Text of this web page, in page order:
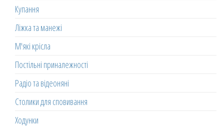
Купання
Ліжка та манежі
М'які крісла
Постільні приналежності
Радіо та відеоняні
Столики для сповивання
Ходунки